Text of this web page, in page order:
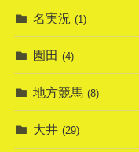
名実況 (1)
園田 (4)
地方競馬 (8)
大井 (29)